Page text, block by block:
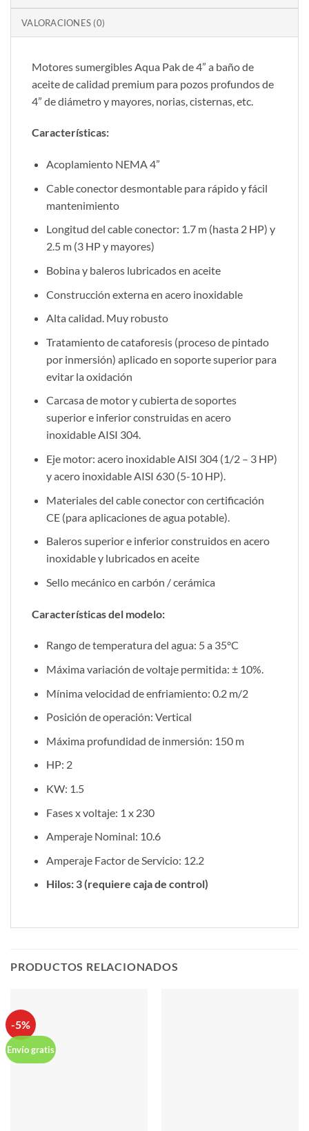
VALORACIONES (0)
Motores sumergibles Aqua Pak de 4” a baño de
aceite de calidad premium para pozos profundos de
4” de diámetro y mayores, norias, cisternas, etc.
Características:
Acoplamiento NEMA 4”
Cable conector desmontable para rápido y fácil
mantenimiento
Longitud del cable conector: 1.7 m (hasta 2 HP) y
2.5 m (3 HP y mayores)
Bobina y baleros lubricados en aceite
Construcción externa en acero inoxidable
Alta calidad. Muy robusto
Tratamiento de cataforesis (proceso de pintado
por inmersión) aplicado en soporte superior para
evitar la oxidación
Carcasa de motor y cubierta de soportes
superior e inferior construidas en acero
inoxidable AISI 304.
Eje motor: acero inoxidable AISI 304 (1/2 – 3 HP)
y acero inoxidable AISI 630 (5-10 HP).
Materiales del cable conector con certificación
CE (para aplicaciones de agua potable).
Baleros superior e inferior construidos en acero
inoxidable y lubricados en aceite
Sello mecánico en carbón / cerámica
Características del modelo:
Rango de temperatura del agua: 5 a 35°C
Máxima variación de voltaje permitida: ± 10%.
Mínima velocidad de enfriamiento: 0.2 m/2
Posición de operación: Vertical
Máxima profundidad de inmersión: 150 m
HP: 2
KW: 1.5
Fases x voltaje: 1 x 230
Amperaje Nominal: 10.6
Amperaje Factor de Servicio: 12.2
Hilos: 3 (requiere caja de control)
PRODUCTOS RELACIONADOS
-5%
Envío gratis